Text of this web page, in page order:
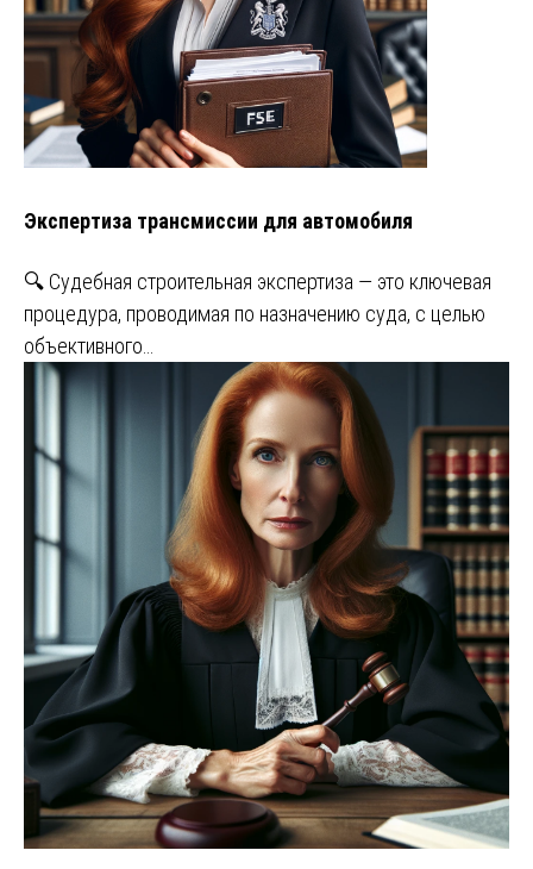
Экспертиза трансмиссии для автомобиля
🔍 Судебная строительная экспертиза — это ключевая
процедура, проводимая по назначению суда, с целью
объективного…